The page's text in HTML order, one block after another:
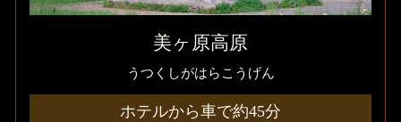
美ヶ原高原
うつくしがはらこうげん
ホテルから車で約45分